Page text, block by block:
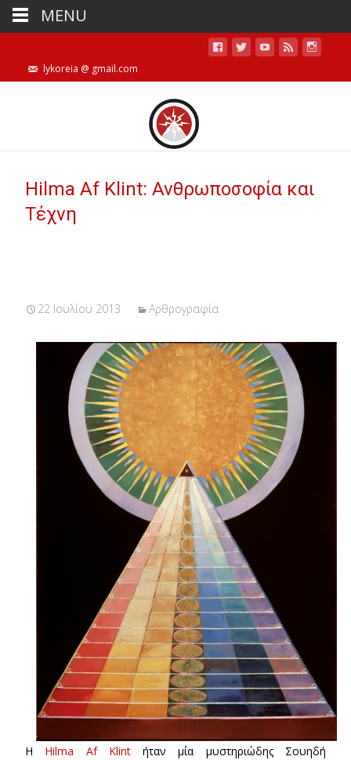
lykoreia @ gmail.com
Hilma Af Klint: Ανθρωποσοφία και
Τέχνη
22 Ιουλίου 2013 Αρθρογραφία
Η Hilma Af Klintήταν μία μυστηριώδης Σουηδή
MENU